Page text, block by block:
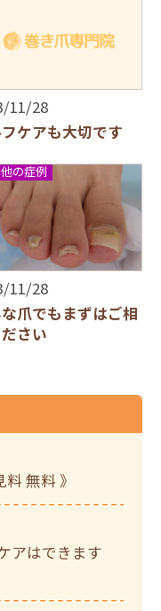
11/28
ケアも大切です
の症例
11/28
爪でもまずはご相
さい
無料 》
アはできます